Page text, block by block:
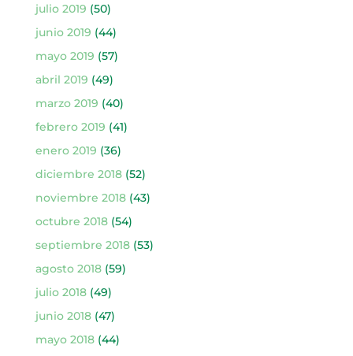
julio 2019 (50)
junio 2019 (44)
mayo 2019 (57)
abril 2019 (49)
marzo 2019 (40)
febrero 2019 (41)
enero 2019 (36)
diciembre 2018(52)
noviembre 2018(43)
octubre 2018(54)
septiembre 2018(53)
agosto 2018(59)
julio 2018(49)
junio 2018(47)
mayo 2018(44)